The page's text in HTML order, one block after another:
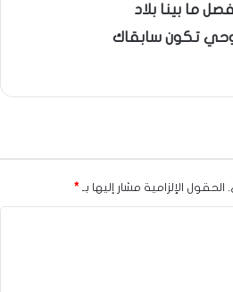
ما بينا بلاد
تكون سابقاك
الحقول الإلزامية مشار إليها بـ *